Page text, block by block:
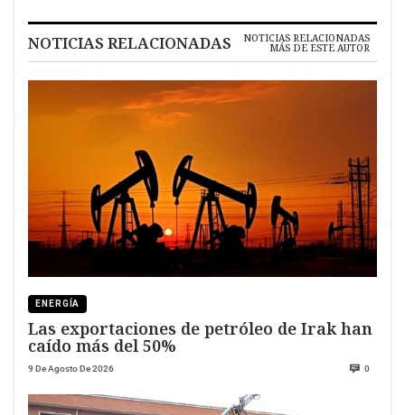
NOTICIAS RELACIONADAS NOTICIAS RELACIONADAS
MÁS DE ESTE AUTOR
ENERGÍA
Las exportaciones de petróleo de Irak han
caído más del 50%
9 De Agosto De 2026 0